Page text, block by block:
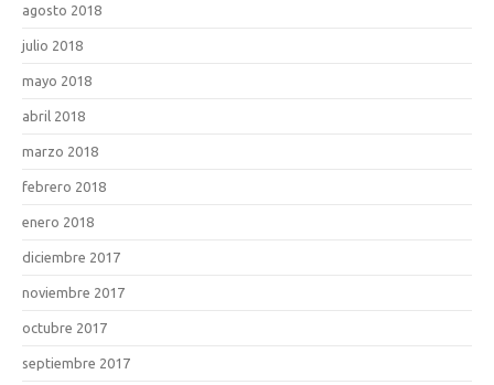
agosto 2018
julio 2018
mayo 2018
abril 2018
marzo 2018
febrero 2018
enero 2018
diciembre 2017
noviembre 2017
octubre 2017
septiembre 2017